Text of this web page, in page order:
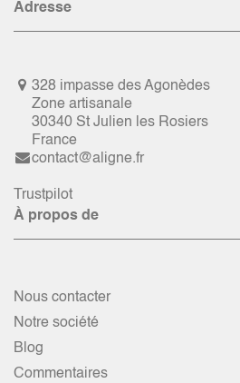
Adresse
328 impasse des Agonèdes
Zone artisanale
30340 St Julien les Rosiers
France
contact@aligne.fr
Trustpilot
À propos de
Nous contacter
Notre société
Blog
Commentaires